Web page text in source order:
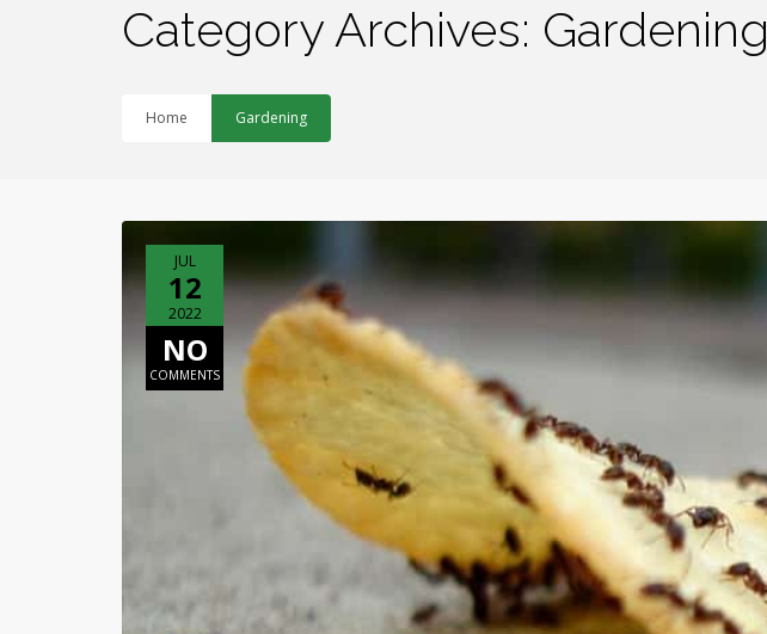
Category Archives: Gardening
Home Gardening
JUL
12
2022
NO
COMMENTS